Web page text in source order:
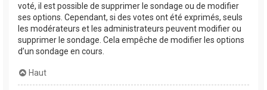
voté, il est possible de supprimer le sondage ou de modifier
ses options. Cependant, si des votes ont été exprimés, seuls
les modérateurs et les administrateurs peuvent modifier ou
supprimer le sondage. Cela empêche de modifier les options
d’un sondage en cours.
Haut